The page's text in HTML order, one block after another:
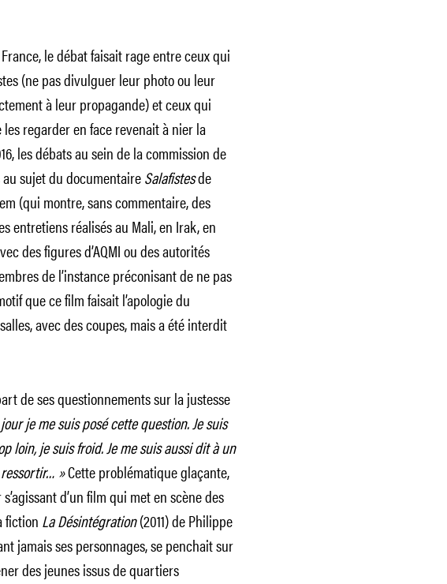
le débat faisait rage entre ceux qui
(ne pas divulguer leur photo ou leur
à leur propagande) et ceux qui
regarder en face revenait à nier la
les débats au sein de la commission de
sujet du documentaireSalafistesde
(qui montre, sans commentaire, des
entretiens réalisés au Mali, en Irak, en
des figures d’AQMI ou des autorités
de l’instance préconisant de ne pas
que ce film faisait l’apologie du
avec des coupes, mais a été interdit
de ses questionnements sur la justesse
je me suis posé cette question. Je suis
loin, je suis froid. Je me suis aussi dit à un
»Cette problématique glaçante,
d’un film qui met en scène des
fiction La Désintégration(2011) de Philippe
jamais ses personnages, se penchait sur
des jeunes issus de quartiers